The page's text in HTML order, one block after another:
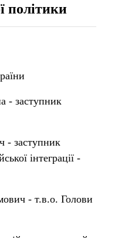
політики
- заступник
- заступник
інтеграції -
- т.в.о. Голови